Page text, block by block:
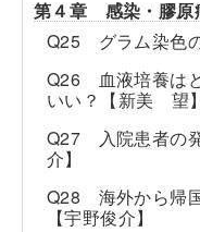
第４章 感染・膠原
Q25 グラム染色
Q26 血液培養は
いい？【新美 望】
Q27 入院患者の
介】
Q28 海外から帰
【宇野俊介】